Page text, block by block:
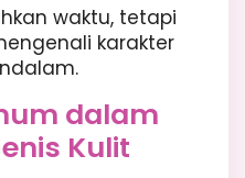
waktu, tetapi
karakter
dalam
Kulit